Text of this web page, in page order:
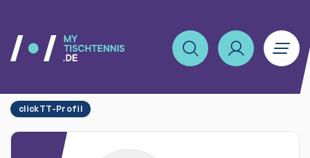
clickTT-Profil